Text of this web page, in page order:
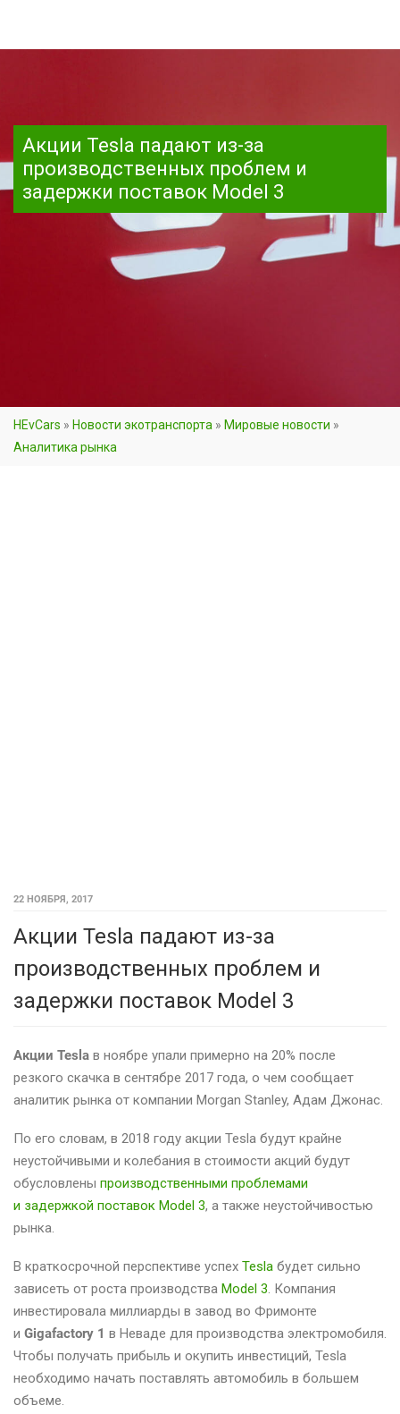
Акции Tesla падают из-за
производственных проблем и
задержки поставок Model 3
HEvCars » Новости экотранспорта » Мировые новости »
Аналитика рынка
22 НОЯБРЯ, 2017
Акции Tesla падают из-за
производственных проблем и
задержки поставок Model 3
Акции Tesla в ноябре упали примерно на 20% после
резкого скачка в сентябре 2017 года, о чем сообщает
аналитик рынка от компании Morgan Stanley, Адам Джонас.
По его словам, в 2018 году акции Tesla будут крайне
неустойчивыми и колебания в стоимости акций будут
обусловлены производственными проблемами
и задержкой поставок Model 3, а также неустойчивостью
рынка.
В краткосрочной перспективе успех Tesla будет сильно
зависеть от роста производства Model 3. Компания
инвестировала миллиарды в завод во Фримонте
и Gigafactory 1 в Неваде для производства электромобиля.
Чтобы получать прибыль и окупить инвестиций, Tesla
необходимо начать поставлять автомобиль в большем
объеме.